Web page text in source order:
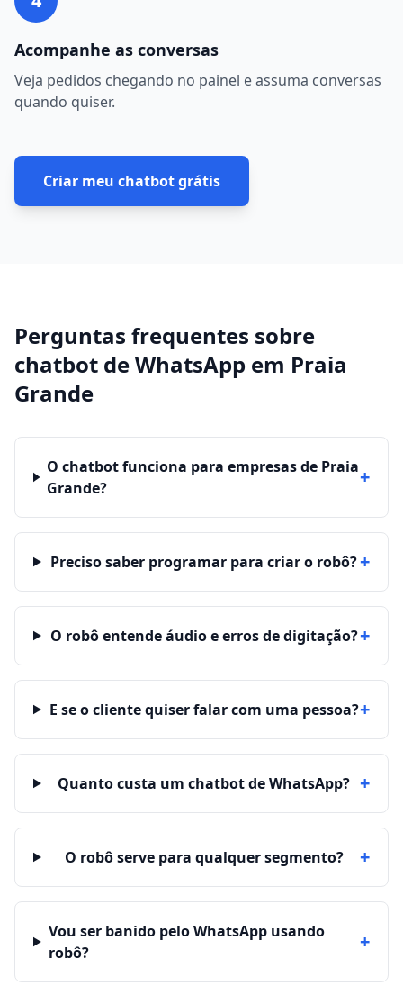
Acompanhe as conversas
Veja pedidos chegando no painel e assuma conversas
quando quiser.
Criar meu chatbot grátis
Perguntas frequentes sobre
chatbot de WhatsApp em Praia
Grande
O chatbot funciona para empresas de Praia
Grande?
+
Preciso saber programar para criar o robô?+
O robô entende áudio e erros de digitação?+
E se o cliente quiser falar com uma pessoa?+
Quanto custa um chatbot de WhatsApp? +
O robô serve para qualquer segmento? +
Vou ser banido pelo WhatsApp usando
robô?
+